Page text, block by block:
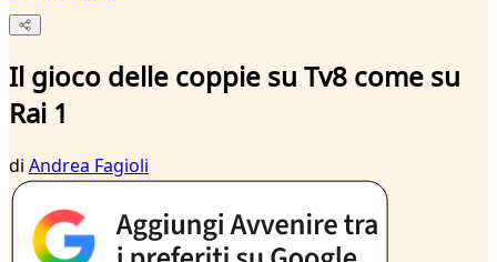
Il gioco delle coppie su Tv8 come su
Rai 1
di Andrea Fagioli